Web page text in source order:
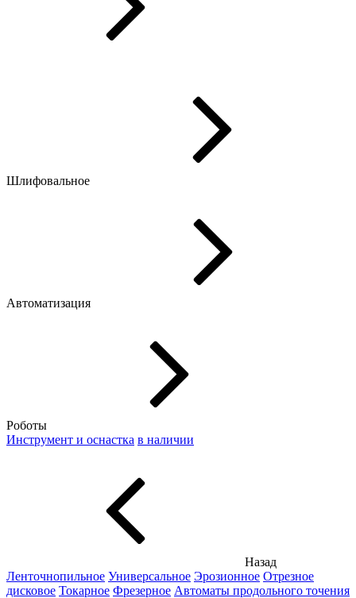
Шлифовальное
Автоматизация
Роботы
Инструмент и оснастка в наличии
Назад
Ленточнопильное Универсальное Эрозионное Отрезное
дисковое Токарное Фрезерное Автоматы продольного точения